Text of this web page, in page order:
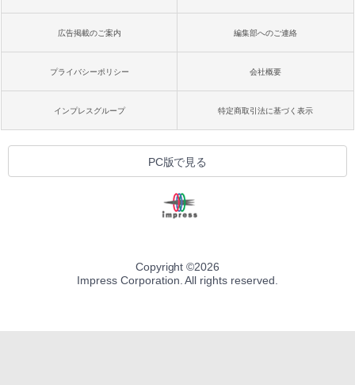
広告掲載のご案内 編集部へのご連絡
プライバシーポリシー 会社概要
インプレスグループ 特定商取引法に基づく表示
PC版で見る
Copyright ©2026
Impress Corporation. All rights reserved.